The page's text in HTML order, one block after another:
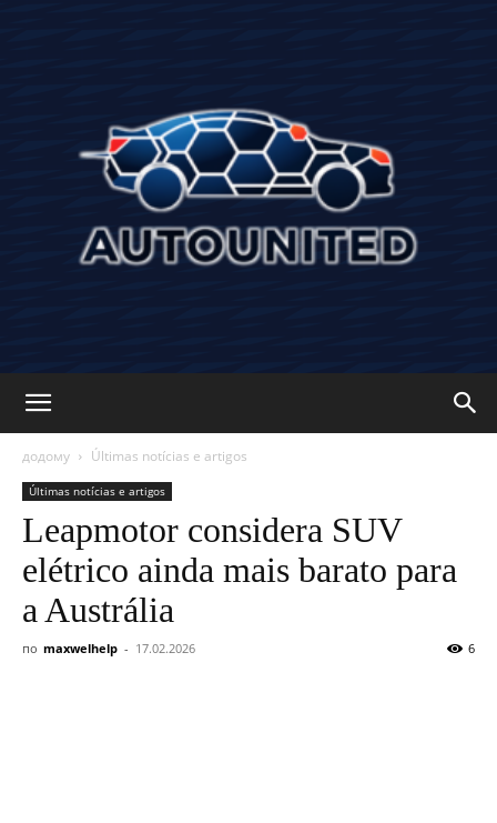
Notícias
додому Últimas notícias e artigos
Últimas notícias e artigos
Leapmotor considera SUV
elétrico ainda mais barato para
a Austrália
по maxwelhelp - 17.02.2026 6